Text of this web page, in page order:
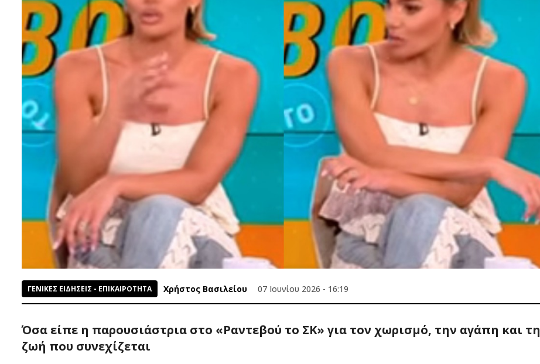
ΓΕΝΙΚΕΣ ΕΙΔΗΣΕΙΣ - ΕΠΙΚΑΙΡΟΤΗΤΑ Χρήστος Βασιλείου 07 Ιουνίου 2026 - 16:19
Όσα είπε η παρουσιάστρια στο «Ραντεβού το ΣΚ» για τον χωρισμό, την αγάπη και τη
ζωή που συνεχίζεται